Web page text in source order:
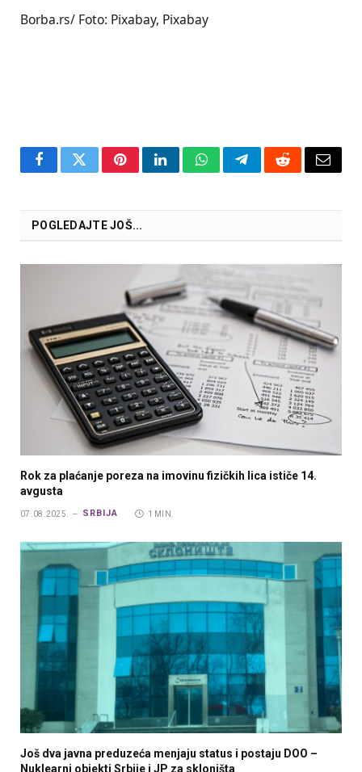
Borba.rs/ Foto: Pixabay, Pixabay
FacebookTwitterPinterestLinkedInWhatsAppTelegramRedditEmail
POGLEDAJTE JOŠ...
Rok za plaćanje poreza na imovinu fizičkih lica ističe 14.
avgusta
07.08.2025. SRBIJA 1 MIN.
Još dva javna preduzeća menjaju status i postaju DOO –
Nuklearni objekti Srbije i JP za skloništa